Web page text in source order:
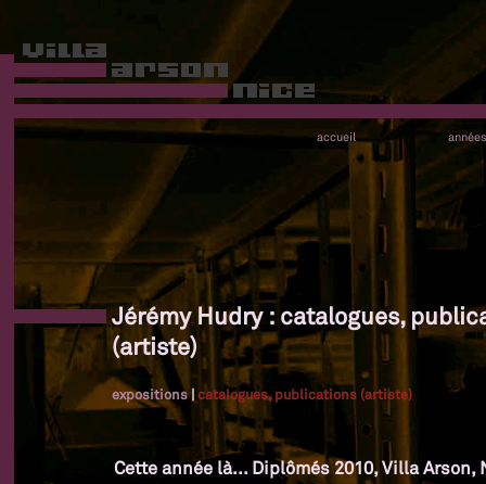
accueil années
Jérémy Hudry : catalogues,
(artiste)
expositions|catalogues, publications (artiste)
Cette année là... Diplômés 2010, Villa Arson,